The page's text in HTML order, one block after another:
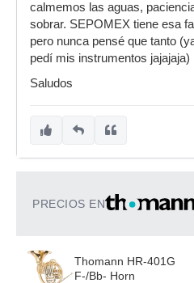
calmemos las aguas,
sobrar. SEPOMEX tiene esa
pero nunca pensé que tanto
pedí mis instrumentos jajajaja)
Saludos
PRECIOS EN
Thomann HR-401G
F-/Bb- Horn